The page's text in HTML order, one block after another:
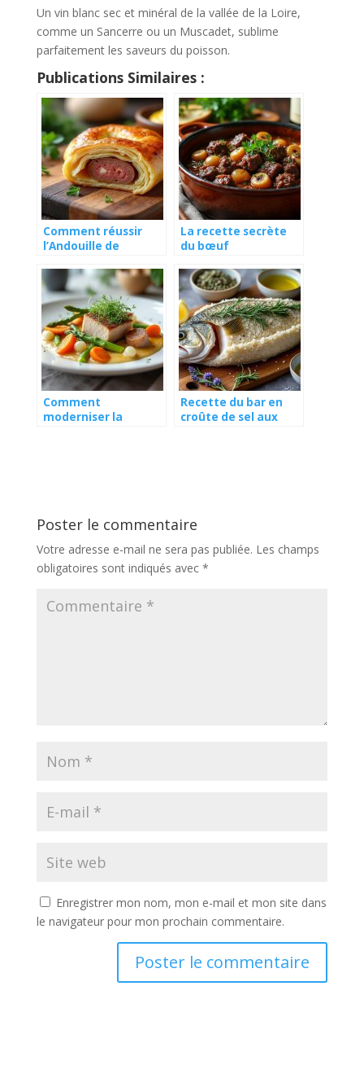
Un vin blanc sec et minéral de la vallée de la Loire,
comme un Sancerre ou un Muscadet, sublime
parfaitement les saveurs du poisson.
Publications Similaires :
Comment réussir
l’Andouille de
croustillant ?
La recette secrète
du bœuf
grand-mère
Comment
moderniser la
Recette du bar en
croûte de sel aux
Poster le commentaire
Votre adresse e-mail ne sera pas publiée. Les champs
obligatoires sont indiqués avec *
Enregistrer mon nom, mon e-mail et mon site dans
le navigateur pour mon prochain commentaire.